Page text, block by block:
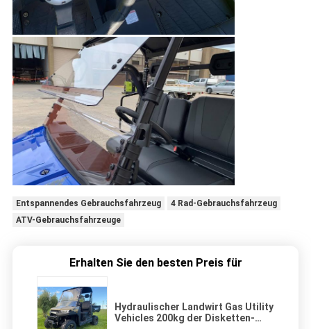
Entspannendes Gebrauchsfahrzeug
4 Rad-Gebrauchsfahrzeug
ATV-Gebrauchsfahrzeuge
Erhalten Sie den besten Preis für
Hydraulischer Landwirt Gas Utility
Vehicles 200kg der Disketten-